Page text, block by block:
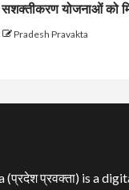
योजनाओं को
Pradesh Pravakta
(प्रदेश प्रवक्ता) is a